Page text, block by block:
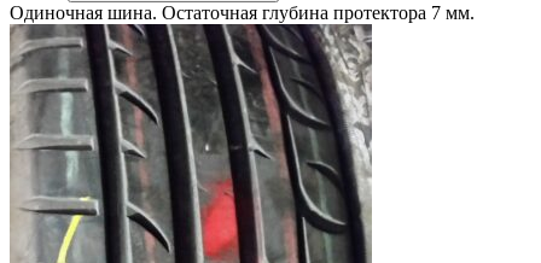
Одиночная шина. Остаточная глубина протектора 7 мм.